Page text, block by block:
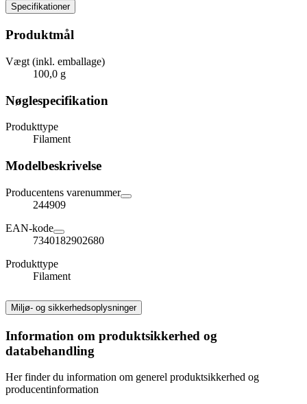
Specifikationer
Produktmål
Vægt (inkl. emballage)
100,0 g
Nøglespecifikation
Produkttype
Filament
Modelbeskrivelse
Producentens varenummer
244909
EAN-kode
7340182902680
Produkttype
Filament
Miljø- og sikkerhedsoplysninger
Information om produktsikkerhed og
databehandling
Her finder du information om generel produktsikkerhed og
producentinformation